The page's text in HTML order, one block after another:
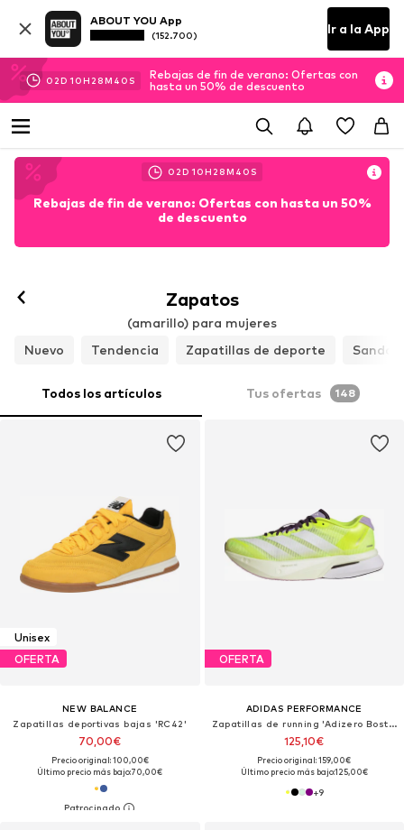
ABOUT YOU App
(152.700) Ir a la App
02D 10H 28M 39 S
Rebajas de fin de verano: Ofertas con
hasta un 50% de descuento
02D 10H 28M 39 S
Rebajas de fin de verano: Ofertas con hasta un 50%
de descuento
Zapatos
(amarillo) para mujeres
Nuevo
Tendencia Zapatillas de deporte
Todos los artículos Tus ofertas 148
Unisex
OFERTA
NEW BALANCE
Zapatillas deportivas bajas 'RC42'
70,00€
Precio original: 100,00€
Último precio más bajo:70,00€
OFERTA
ADIDAS PERFORMANCE
Zapatillas de running 'Adizero Boston 13'
125,10€
Precio original: 159,00€
Último precio más bajo:125,00€
+9